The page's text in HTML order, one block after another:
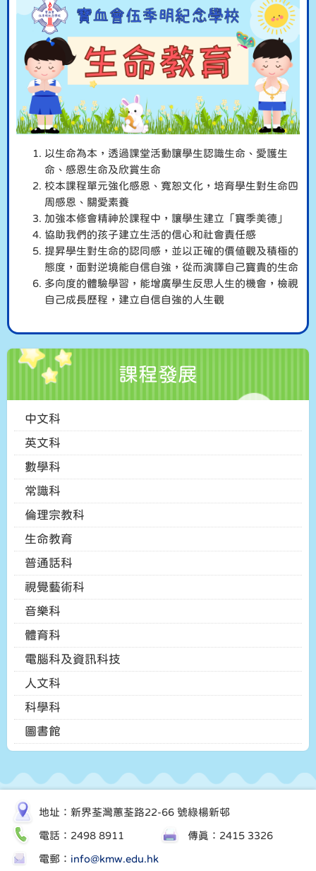
以生命為本，透過課堂活動讓學生認識生命、愛護生
命、感恩生命及欣賞生命
校本課程單元強化感恩、寬恕文化，培育學生對生命四
周感恩、關愛素養
加強本修會精神於課程中，讓學生建立「寶季美德」
協助我們的孩子建立生活的信心和社會責任感
提昇學生對生命的認同感，並以正確的價值觀及積極的
態度，面對逆境能自信自強，從而演譯自己寶貴的生命
多向度的體驗學習，能增廣學生反思人生的機會，檢視
自己成長歷程，建立自信自強的人生觀
課程發展
中文科
英文科
數學科
常識科
倫理宗教科
生命教育
普通話科
視覺藝術科
音樂科
體育科
電腦科及資訊科技
人文科
科學科
圖書館
地址：新界荃灣蕙荃路22-66 號綠楊新邨
電話：2498 8911 傳真：2415 3326
電郵： info@kmw.edu.hk